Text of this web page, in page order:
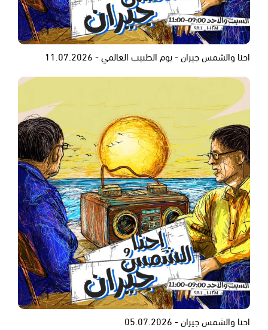
احنا والشمس جيران - يوم الطبيب العالمي - 11.07.2026
احنا والشمس جيران - 05.07.2026